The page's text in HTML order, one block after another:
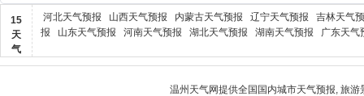
15
天
气
河北天气预报 山西天气预报 内蒙古天气预报 辽宁天气预报
吉林天气
报
山东天气预报 河南天气预报 湖北天气预报 湖南天气预报 广东天气
温州天气网提供全国国内城市天气预报, 旅游